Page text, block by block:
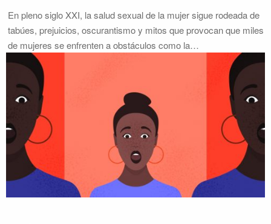
En pleno siglo XXI, la salud sexual de la mujer sigue rodeada de
tabúes, prejuicios, oscurantismo y mitos que provocan que miles
de mujeres se enfrenten a obstáculos como la…